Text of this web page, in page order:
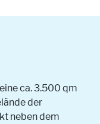
ca. 3.500 qm
der
neben dem